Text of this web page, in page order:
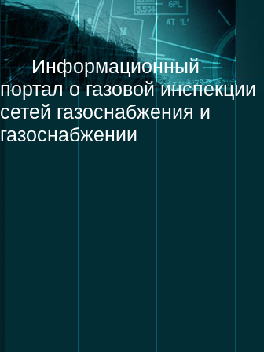
Информационный
портал о газовой инспекции
сетей газоснабжения и
газоснабжении